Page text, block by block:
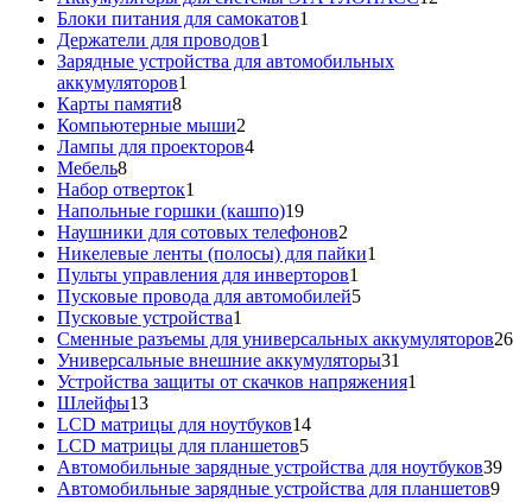
Блоки питания для самокатов1
Держатели для проводов1
товар
Зарядные устройства для автомобильных
аккумуляторов1
Карты памяти88
товаров
Компьютерные мыши2
товара
Лампы для проекторов44
Мебель88
товаров
Набор отверток1
товар
Напольные горшки (кашпо)1919
товаров
Наушники для сотовых телефонов2
товара
Никелевые ленты (полосы) для пайки1
Пульты управления для инверторов1
товар
Пусковые провода для автомобилей55
Пусковые устройства1
товар
Сменные разъемы для универсальных аккумуляторов2626
Универсальные внешние аккумуляторы31
товар
Устройства защиты от скачков напряжения1
Шлейфы1313
товаров
LCD матрицы для ноутбуков1414
LCD матрицы для планшетов55
товаров
Автомобильные зарядные устройства для ноутбуков3939
Автомобильные зарядные устройства для планшетов99